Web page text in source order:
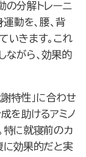
の分解トレーニ
運動を、腰、背
いきます。これ
ながら、効果的
特性」に合わせ
を助けるアミノ
特に就寝前のカ
に効果的だと実